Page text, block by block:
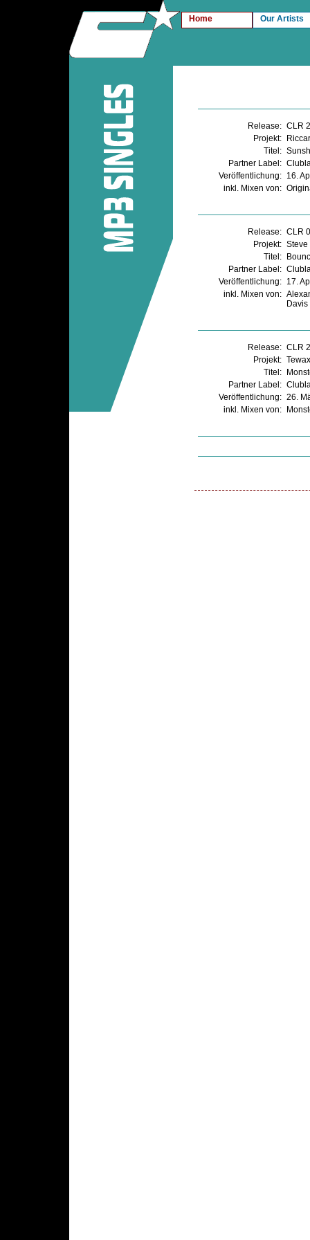
Home Our Artists
Release: CLR
Projekt:
Titel:
Partner Label:
Veröffentlichung: 16.
inkl. Mixen von:
Release: CLR
Projekt: Steve
Titel:
Partner Label:
Veröffentlichung: 17.
inkl. Mixen von:
Davis
Release: CLR
Projekt: Tewax
Titel:
Partner Label:
Veröffentlichung: 26.
inkl. Mixen von: